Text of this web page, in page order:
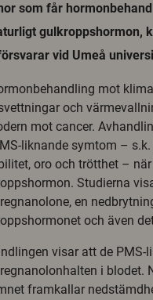
som får
gulkroppshormon,
vid Umeå
mot
och
mot cancer.
liknande symtom –
oro och trötthet –
Studierna
en
och även
visar att de PMS-
i blodet.
framkallar